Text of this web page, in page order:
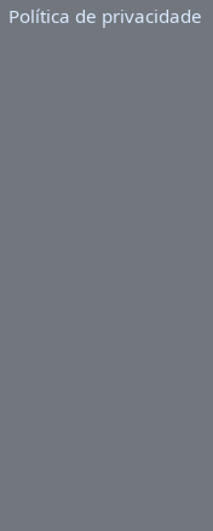
Política de privacidade